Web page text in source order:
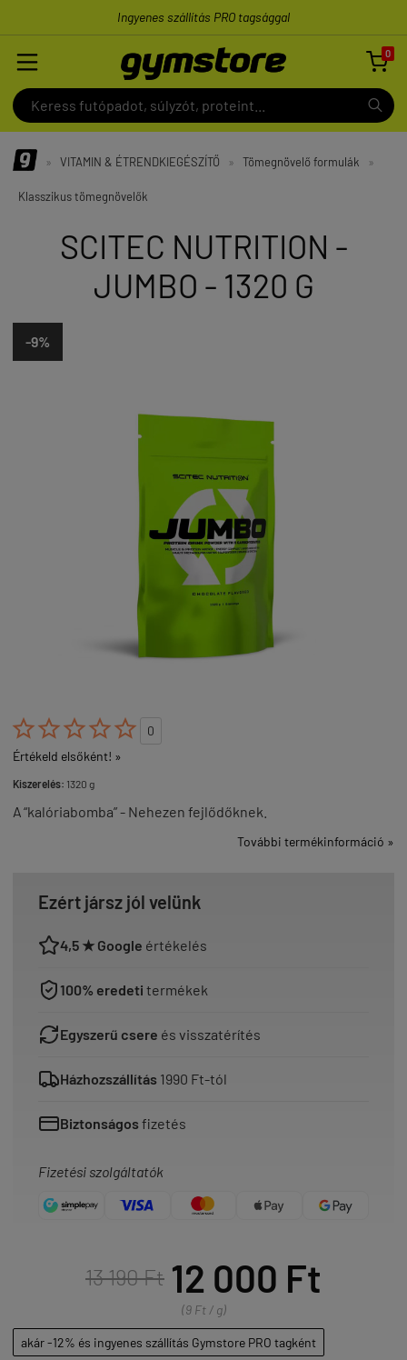
Ingyenes szállítás PRO tagsággal
0

» VITAMIN & ÉTRENDKIEGÉSZÍTŐ » Tömegnövelő formulák »
Klasszikus tömegnövelők
SCITEC NUTRITION -
JUMBO - 1320 G
-9%

0
Értékeld elsőként! »
Kiszerelés: 1320 g
A “kalóriabomba” - Nehezen fejlődőknek.
További termékinformáció »
Ezért jársz jól velünk
4,5 ★ Google értékelés
100% eredeti termékek
Egyszerű csere és visszatérítés
Házhozszállítás 1990 Ft-tól
Biztonságosfizetés
Fizetési szolgáltatók
13 190 Ft 12 000 Ft
(9 Ft / g)
akár -12% és ingyenes szállítás Gymstore PRO tagként